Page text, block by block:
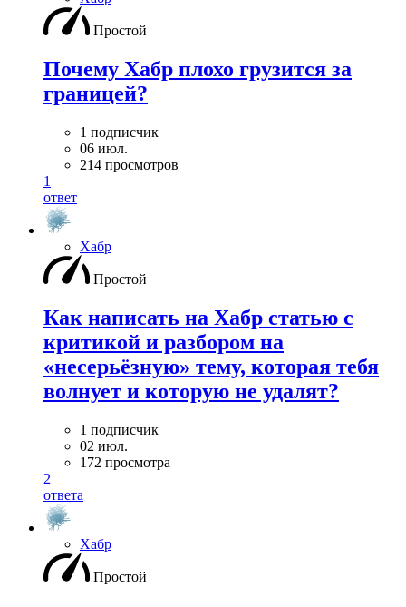
Простой
Почему Хабр плохо грузится за
границей?
1 подписчик
06 июл.
214 просмотров
1
ответ
Хабр
Простой
Как написать на Хабр статью с
критикой и разбором на
«несерьёзную» тему, которая тебя
волнует и которую не удалят?
1 подписчик
02 июл.
172 просмотра
2
ответа
Хабр
Простой